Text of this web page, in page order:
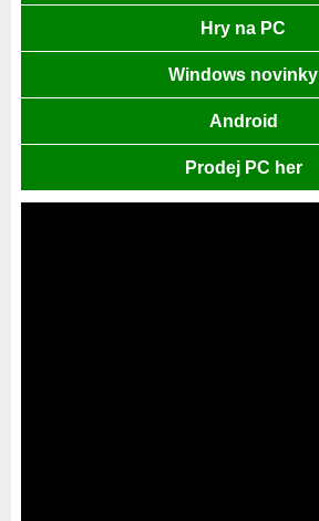
Hry na PC
Windows novinky
Android
Prodej PC her